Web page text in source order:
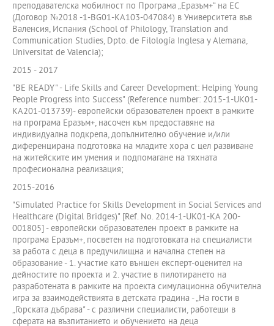
преподавателска мобилност по Програма „Еразъм+“ на ЕС
(Договор №2018 -1-BG01-KA103-047084) в Университета във
Валенсия, Испания (School of Philology, Translation and
Communication Studies, Dpto. de Filología Inglesa y Alemana,
Universitat de Valencia);
2015 - 2017
"BE READY" - Life Skills and Career Development: Helping Young
People Progress into Success" (Reference number: 2015-1-UK01-
KA201-013739)- европейски образователен проект в рамките
на програма Еразъм+, насочен към предоставяне на
индивидуална подкрепа, допълнително обучение и/или
диференцирана подготовка на младите хора с цел развиване
на житейските им умения и подпомагане на тяхната
професионална реализация;
2015-2016
"Simulated Practice for Skills Development in Social Services and
Healthcare (Digital Bridges)" [Ref. No. 2014-1-UK01-KA 200-
001805] - европейски образователен проект в рамките на
програма Еразъм+, посветен на подготовката на специалисти
за работа с деца в предучилищна и начална степен на
образование - 1. участие като външен експерт-оценител на
дейностите по проекта и 2. участие в пилотирането на
разработената в рамките на проекта симулационна обучителна
игра за взаимодействията в детската градина - „На гости в
„Горската дъбрава" - с различни специалисти, работещи в
сферата на възпитанието и обучението на деца